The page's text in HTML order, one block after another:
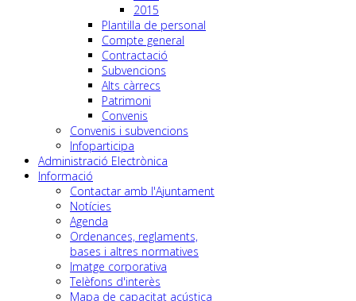
2015
Plantilla de personal
Compte general
Contractació
Subvencions
Alts càrrecs
Patrimoni
Convenis
Convenis i subvencions
Infoparticipa
Administració Electrònica
Informació
Contactar amb l'Ajuntament
Notícies
Agenda
Ordenances, reglaments,
bases i altres normatives
Imatge corporativa
Telèfons d'interès
Mapa de capacitat acústica